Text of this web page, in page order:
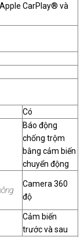
CarPlay® và
Có
Báo động
chống trộm
bằng cảm biến
chuyển động
Camera 360
độ
Cảm biến
trước và sau